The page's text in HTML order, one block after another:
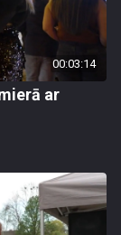
00:03:14
ar